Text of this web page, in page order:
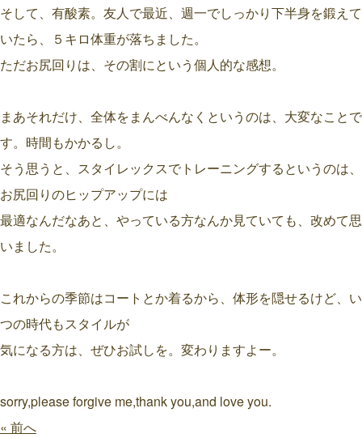
そして、有酸素。友人で最近、週一でしっかり下半身を鍛えて
いたら、５キロ体重が落ちました。
ただお尻回りは、その割にという個人的な感想。
まあそれだけ、全体をまんべんなくというのは、大変なことで
す。時間もかかるし。
そう思うと、スタイレックスでトレーニングするというのは、
お尻回りのヒップアップには
最適なんだなあと、やっている方なんか見ていても、改めて思
いました。
これからの季節はコートとか着るから、体形を隠せるけど、い
つの時代もスタイルが
気になる方は、ぜひお試しを。変わりますよー。
sorry,please forgive me,thank you,and love you.
« 前へ